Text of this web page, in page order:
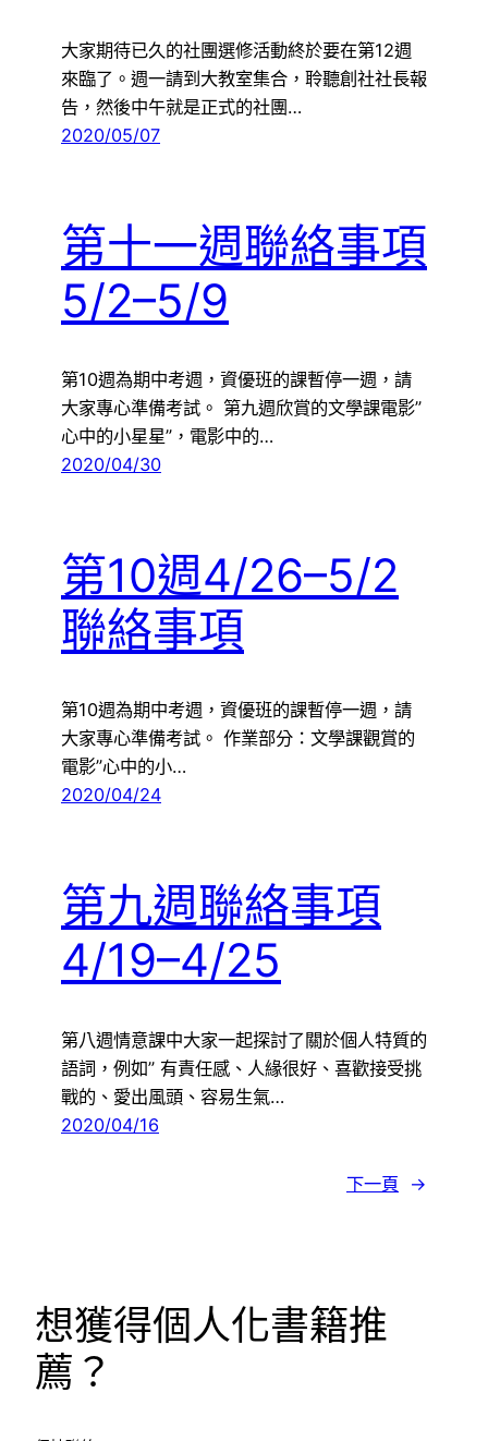
大家期待已久的社團選修活動終於要在第12週
來臨了。週一請到大教室集合，聆聽創社社長報
告，然後中午就是正式的社團…
2020/05/07
第十一週聯絡事項
5/2–5/9
第10週為期中考週，資優班的課暫停一週，請
大家專心準備考試。 第九週欣賞的文學課電影”
心中的小星星”，電影中的…
2020/04/30
第10週4/26–5/2
聯絡事項
第10週為期中考週，資優班的課暫停一週，請
大家專心準備考試。 作業部分：文學課觀賞的
電影”心中的小…
2020/04/24
第九週聯絡事項
4/19–4/25
第八週情意課中大家一起探討了關於個人特質的
語詞，例如” 有責任感、人緣很好、喜歡接受挑
戰的、愛出風頭、容易生氣…
2020/04/16
下一頁 →
想獲得個人化書籍推
薦？